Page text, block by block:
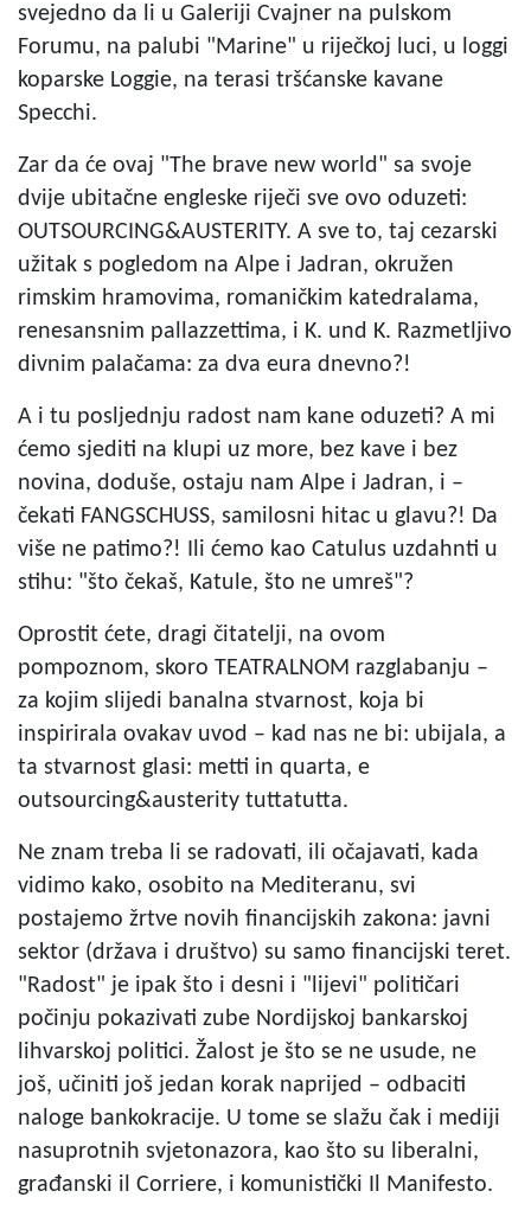
svejedno da li u Galeriji Cvajner na pulskom
Forumu, na palubi "Marine" u riječkoj luci, u loggi
koparske Loggie, na terasi tršćanske kavane
Specchi.
Zar da će ovaj "The brave new world" sa svoje
dvije ubitačne engleske riječi sve ovo oduzeti:
OUTSOURCING&AUSTERITY. A sve to, taj cezarski
užitak s pogledom na Alpe i Jadran, okružen
rimskim hramovima, romaničkim katedralama,
renesansnim pallazzettima, i K. und K. Razmetljivo
divnim palačama: za dva eura dnevno?!
A i tu posljednju radost nam kane oduzeti? A mi
ćemo sjediti na klupi uz more, bez kave i bez
novina, doduše, ostaju nam Alpe i Jadran, i –
čekati FANGSCHUSS, samilosni hitac u glavu?! Da
više ne patimo?! Ili ćemo kao Catulus uzdahnti u
stihu: "što čekaš, Katule, što ne umreš"?
Oprostit ćete, dragi čitatelji, na ovom
pompoznom, skoro TEATRALNOM razglabanju –
za kojim slijedi banalna stvarnost, koja bi
inspirirala ovakav uvod – kad nas ne bi: ubijala, a
ta stvarnost glasi: metti in quarta, e
outsourcing&austerity tuttatutta.
Ne znam treba li se radovati, ili očajavati, kada
vidimo kako, osobito na Mediteranu, svi
postajemo žrtve novih financijskih zakona: javni
sektor (država i društvo) su samo financijski teret.
"Radost" je ipak što i desni i "lijevi" političari
počinju pokazivati zube Nordijskoj bankarskoj
lihvarskoj politici. Žalost je što se ne usude, ne
još, učiniti još jedan korak naprijed – odbaciti
naloge bankokracije. U tome se slažu čak i mediji
nasuprotnih svjetonazora, kao što su liberalni,
građanski il Corriere, i komunistički Il Manifesto.